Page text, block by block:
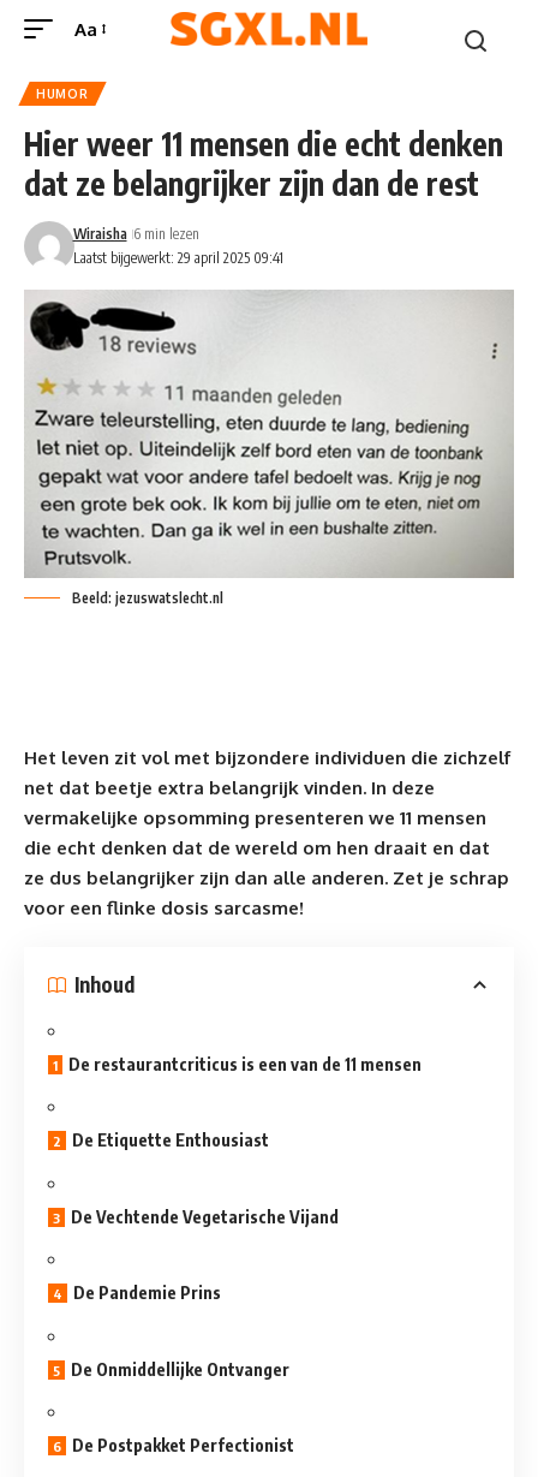
Aa
HUMOR
Hier weer 11 mensen die echt denken
dat ze belangrijker zijn dan de rest
Laatst bijgewerkt: 29 april 2025 09:41
Wiraisha 6 min lezen
Beeld: jezuswatslecht.nl
Het leven zit vol met bijzondere individuen die zichzelf
net dat beetje extra belangrijk vinden. In deze
vermakelijke opsomming presenteren we 11 mensen
die echt denken dat de wereld om hen draait en dat
ze dus belangrijker zijn dan alle anderen. Zet je schrap
voor een flinke dosis sarcasme!
Inhoud
De restaurantcriticus is een van de 11 mensen
De Etiquette Enthousiast
De Vechtende Vegetarische Vijand
De Pandemie Prins
De Onmiddellijke Ontvanger
De Postpakket Perfectionist